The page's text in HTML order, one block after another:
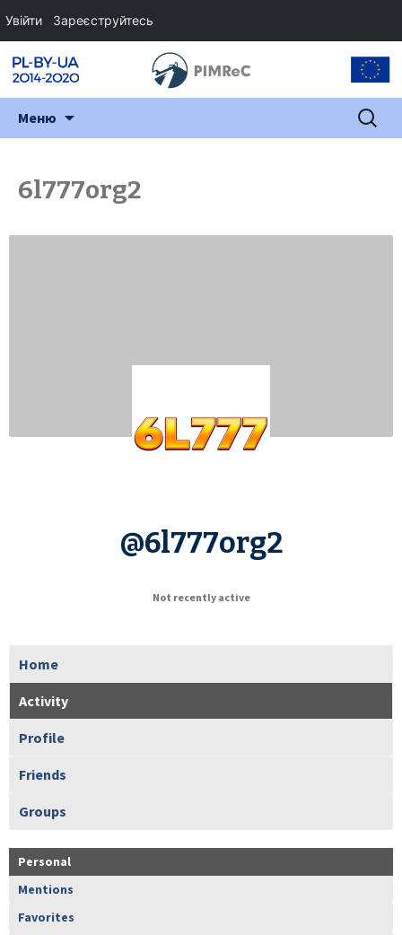
Меню Пошук:
6l777org2
@6l777org2
Not recently active
Home
Activity
Profile
Friends
Groups
Personal
Mentions
Favorites
Увійти Зареєструйтесь